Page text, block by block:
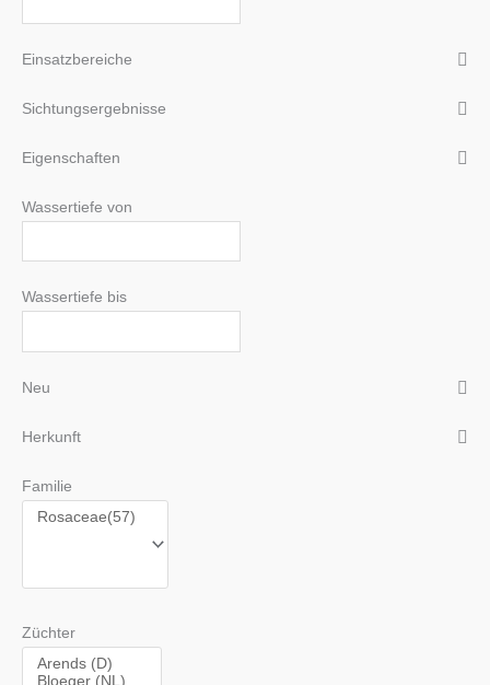
Einsatzbereiche
Sichtungsergebnisse
Eigenschaften
Wassertiefe von
Wassertiefe bis
Neu
Herkunft
Familie
Züchter